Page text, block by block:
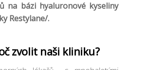
na bázi hyaluronové kyseliny
Restylane/.
zvolit naši kliniku?